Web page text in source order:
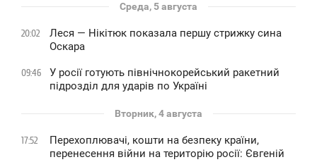
Среда, 5 августа
20:02
Леся — Нікітюк показала першу стрижку сина
Оскара
09:46
У росії готують північнокорейський ракетний
підрозділ для ударів по Україні
Вторник, 4 августа
17:52
Перехоплювачі, кошти на безпеку країни,
перенесення війни на територію росії: Євгеній